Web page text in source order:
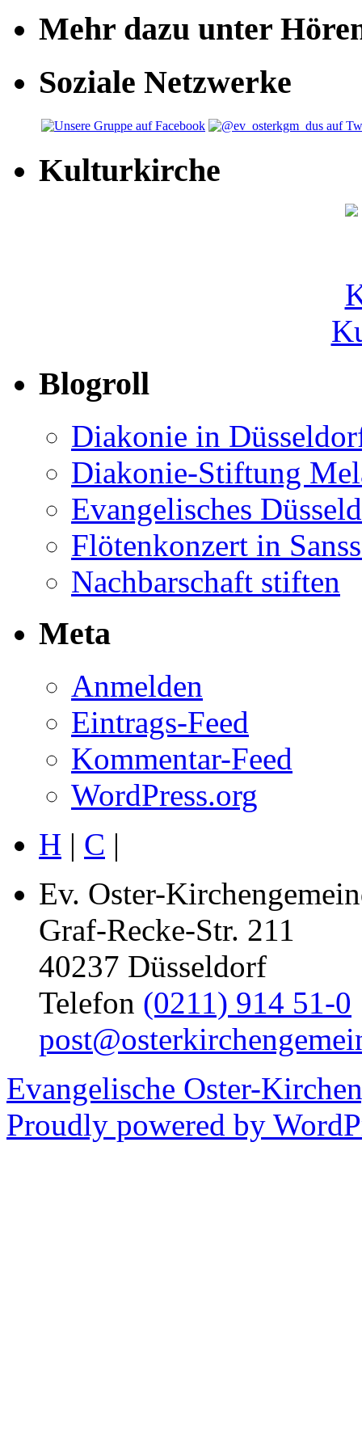
Mehr dazu unter
Soziale Netzwerke
Kulturkirche
Blogroll
Diakonie in
Diakonie-Stiftung
Evangelisches
Flötenkonzert in
Nachbarschaft stiften
Meta
Anmelden
Eintrags-Feed
Kommentar-Feed
WordPress.org
H | C |
Ev. Oster-
Graf-Recke-Str. 211
40237 Düsseldorf
Telefon (0211) 914 51-0
Evangelische Oster-
Proudly powered by